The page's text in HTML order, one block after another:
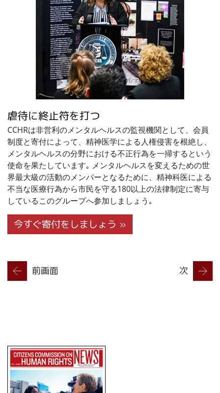
虐待に終止符を打つ
CCHRは非営利のメンタルヘルスの監視機関として、会員
制度と寄付によって、精神医学による人権侵害を根絶し、
メンタルヘルスの分野における不正行為を一掃するという
使命を果たしています｡ メンタルヘルスを変えるための世
界最大級の活動のメンバーとなるために、精神科医による
不当な医療行為から市民を守る180以上の法律制定に寄与
しているこのグループへ参加しましょう｡
今すぐ寄付をしましょう »
前画面 次